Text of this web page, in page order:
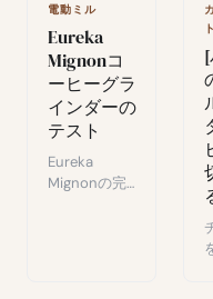
向けのアドバ
イス、修復、
限定情報。
電動ミル
Eureka
Mignonコ
ーヒーグラ
インダーの
テスト
Eureka
Mignonの完